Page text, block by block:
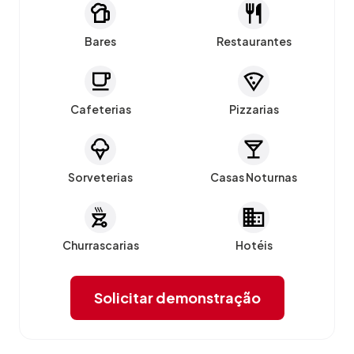
Bares Restaurantes
Cafeterias Pizzarias
Sorveterias Casas Noturnas
Churrascarias Hotéis
Solicitar demonstração